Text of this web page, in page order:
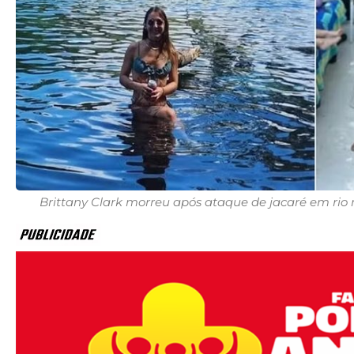
Brittany Clark morreu após ataque de jacaré em rio